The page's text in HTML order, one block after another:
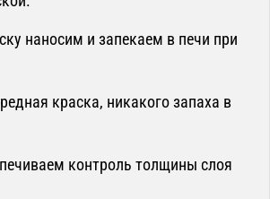
наносим и запекаем в печи при
краска, никакого запаха в
контроль толщины слоя